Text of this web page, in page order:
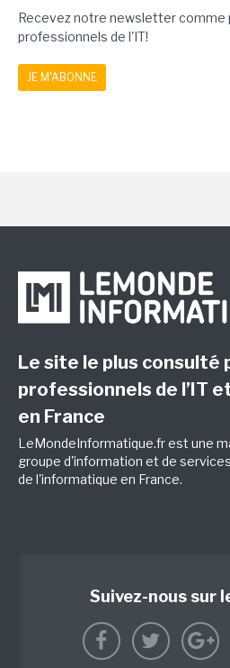
Recevez notre newsletter comme
professionnels de l'IT!
JE M'ABONNE
Le site le plus consulté
professionnels de l’IT
en France
LeMondeInformatique.fr est une
groupe d'information et de
de l'informatique en France.
Suivez-nous sur